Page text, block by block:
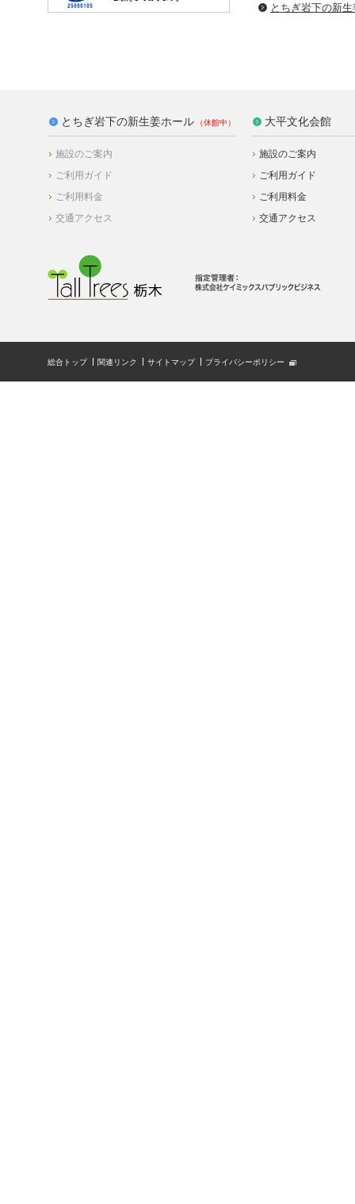
とちぎ岩下の新
とちぎ岩下の新生姜ホール
施設のご案内
ご利用ガイド
ご利用料金
交通アクセス
大平文化会館
施設のご案内
ご利用ガイド
ご利用料金
交通アクセス
総合トップ 関連リンク サイトマップ プライバシーポリシー